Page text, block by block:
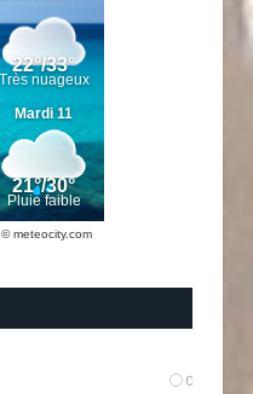
© meteocity.com
0